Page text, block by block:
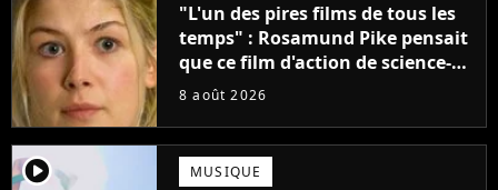
"L'un des pires films de tous les
temps" : Rosamund Pike pensait
que ce film d'action de science-
fiction avec Dwayne Johnson
8 août 2026
player2 MUSIQUE